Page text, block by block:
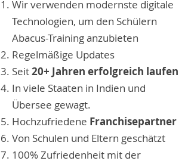
Wir verwenden modernste digitale
Technologien, um den Schülern
Abacus-Training anzubieten
Regelmäßige Updates
Seit20+ Jahren erfolgreich laufen
In viele Staaten in Indien und
Übersee gewagt.
Hochzufriedene Franchisepartner
Von Schulen und Eltern geschätzt
100% Zufriedenheit mit der